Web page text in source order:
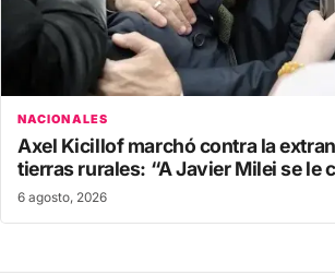
NACIONALES
Axel Kicillof marchó contra la
tierras rurales: “A Javier Milei se le
6 agosto, 2026